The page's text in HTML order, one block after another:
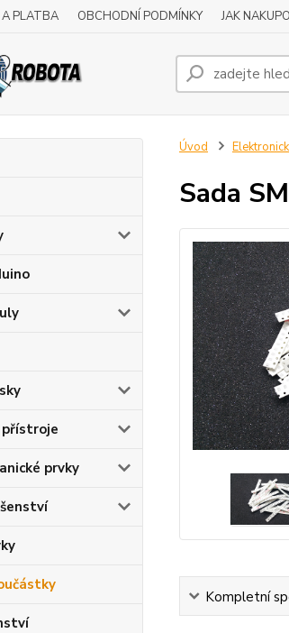
PLATBA OBCHODNÍ PODMÍNKY JAK
přístroje
prvky
Úvod
Sada
Kompletní